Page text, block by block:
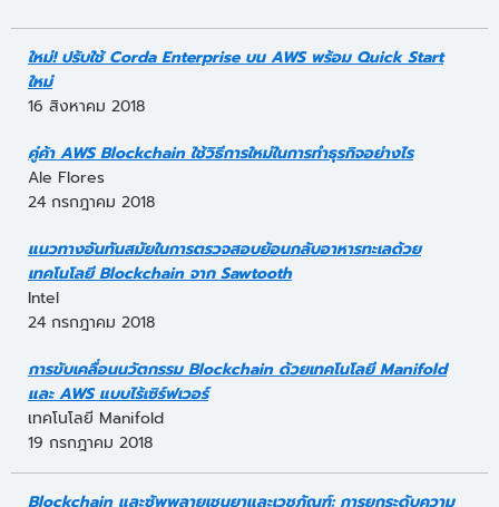
ใหม่! ปรับใช้ Corda Enterprise บน AWS พร้อม Quick Start
ใหม่
16 สิงหาคม 2018
คู่ค้า AWS Blockchain ใช้วิธีการใหม่ในการทำธุรกิจอย่างไร
Ale Flores
24 กรกฎาคม 2018
แนวทางอันทันสมัยในการตรวจสอบย้อนกลับอาหารทะเลด้วย
เทคโนโลยี Blockchain จาก Sawtooth
Intel
24 กรกฎาคม 2018
การขับเคลื่อนนวัตกรรม Blockchain ด้วยเทคโนโลยี Manifold
และ AWS แบบไร้เซิร์ฟเวอร์
เทคโนโลยี Manifold
19 กรกฎาคม 2018
Blockchain และซัพพลายเชนยาและเวชภัณฑ์: การยกระดับความ